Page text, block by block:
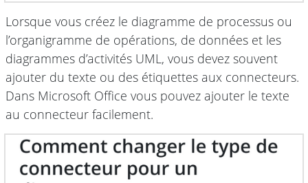
Lorsque vous créez le diagramme de processus ou
l’organigramme de opérations, de données et les
diagrammes d’activités UML, vous devez souvent
ajouter du texte ou des étiquettes aux connecteurs.
Dans Microsoft Office vous pouvez ajouter le texte
au connecteur facilement.